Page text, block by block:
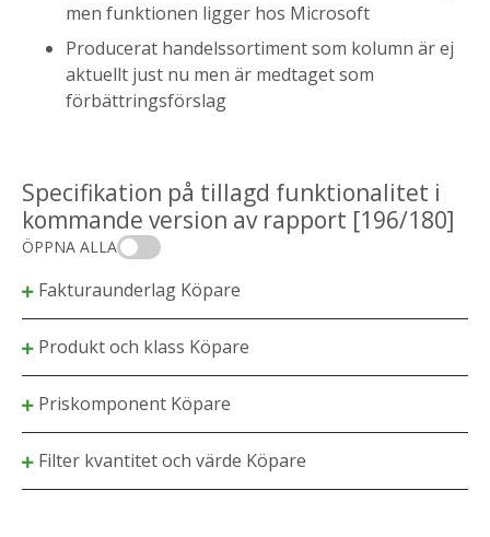
men funktionen ligger hos Microsoft
Producerat handelssortiment som kolumn är ej
aktuellt just nu men är medtaget som
förbättringsförslag
Specifikation på tillagd funktionalitet i
kommande version av rapport [196/180]
ÖPPNA ALLA
Fakturaunderlag Köpare
Produkt och klass Köpare
Priskomponent Köpare
Filter kvantitet och värde Köpare